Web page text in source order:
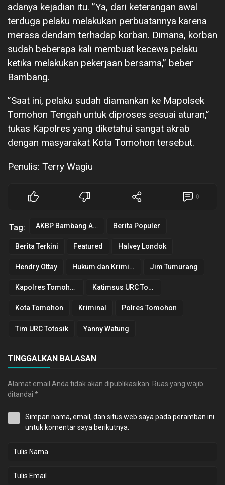
adanya kejadian itu. ”Ya, dari keterangan awal
terduga pelaku melakukan perbuatannya karena
merasa dendam terhadap korban. Dimana, korban
sudah beberapa kali membuat kecewa pelaku
ketika melakukan pekerjaan bersama,” beber
Bambang.
”Saat ini, pelaku sudah diamankan ke Mapolsek
Tomohon Tengah untuk diproses sesuai aturan,”
tukas Kapolres yang diketahui sangat akrab
dengan masyarakat Kota Tomohon tersebut.
Penulis: Terry Wagiu
0
Tag: AKBP Bambang Ashari Gatot Berita Populer
Berita Terkini Featured Halvey Londok
Hendry Ottay Hukum dan Kriminal Jim Tumurang
Kapolres Tomohon Katimsus URC Totosik
Kota Tomohon Kriminal Polres Tomohon
Tim URC Totosik Yanny Watung
TINGGALKAN BALASAN
Alamat email Anda tidak akan dipublikasikan. Ruas yang wajib
ditandai *
Simpan nama, email, dan situs web saya pada peramban ini
untuk komentar saya berikutnya.